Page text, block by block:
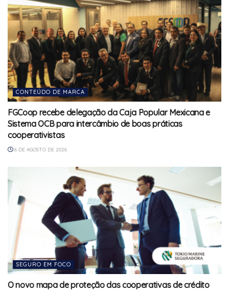
CONTEÚDO DE MARCA
FGCoop recebe delegação da Caja Popular Mexicana e
Sistema OCB para intercâmbio de boas práticas
cooperativistas
6 DE AGOSTO DE 2026
SEGURO EM FOCO
O novo mapa de proteção das cooperativas de crédito